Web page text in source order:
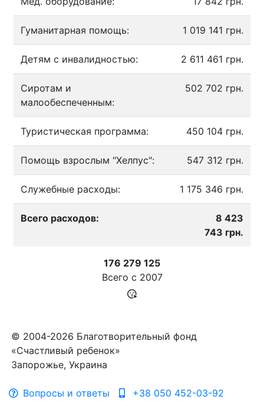
Гуманитарная помощь: 1 019 141 грн.
Детям с инвалидностью: 2 611 461 грн.
Сиротам и
малообеспеченным:
502 702 грн.
Туристическая программа: 450 104 грн.
Помощь взрослым "Хелпус": 547 312 грн.
Служебные расходы: 1 175 346 грн.
Всего расходов:
8 423
743 грн.
176 279 125
Всего с 2007
© 2004-2026 Благотворительный фонд
«Счастливый ребенок»
Запорожье, Украина
Вопросы и ответы
+38 050 452-03-92